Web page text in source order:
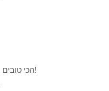
הכי טובים והכי נחמדים! שירות לקוחות מעולה!